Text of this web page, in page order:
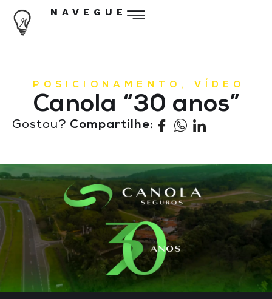
NAVEGUE
POSICIONAMENTO , VÍDEO
Canola “30 anos”
Gostou? Compartilhe: